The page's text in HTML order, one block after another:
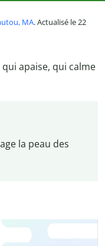
MA. Actualisé le 22
apaise, qui calme
la peau des